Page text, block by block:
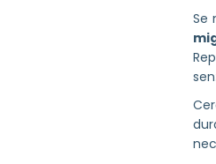
Se